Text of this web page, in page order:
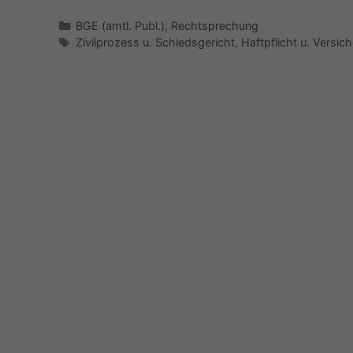
Kategorien
BGE (amtl. Publ.), Rechtsprechung
Schlagwörter
Zivilprozess u. Schiedsgericht, Haftpflicht u.